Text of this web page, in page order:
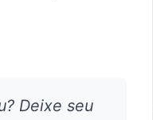
Deixe seu